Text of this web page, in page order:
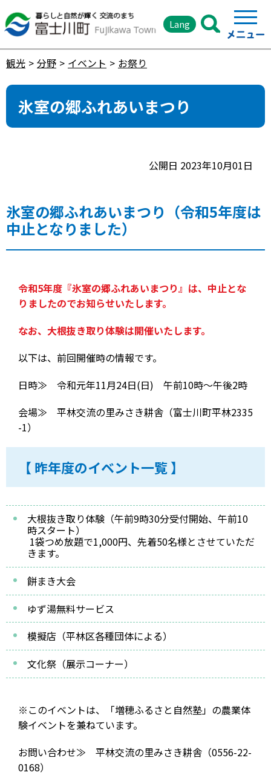
Lang
観光 分野 イベント お祭り
氷室の郷ふれあいまつり
公開日 2023年10月01日
氷室の郷ふれあいまつり（令和5年度は
中止となりました）
令和5年度『氷室の郷ふれあいまつり』は、中止とな
りましたのでお知らせいたします。
なお、大根抜き取り体験は開催いたします。
以下は、前回開催時の情報です。
日時≫ 令和元年11月24日(日) 午前10時～午後2時
会場≫ 平林交流の里みさき耕舎（富士川町平林2335
-1）
【 昨年度のイベント一覧 】
大根抜き取り体験（午前9時30分受付開始、午前10
時スタート）
1袋つめ放題で1,000円、先着50名様とさせていただ
きます。
餅まき大会
ゆず湯無料サービス
模擬店（平林区各種団体による）
文化祭（展示コーナー）
※このイベントは、「増穂ふるさと自然塾」の農業体
験イベントを兼ねています。
お問い合わせ≫ 平林交流の里みさき耕舎（0556-22-
0168）